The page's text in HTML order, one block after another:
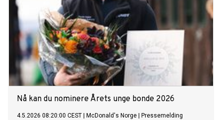
Nå kan du nominere Årets unge bonde 2026
4.5.2026 08:20:00 CEST McDonald's Norge Pressemelding